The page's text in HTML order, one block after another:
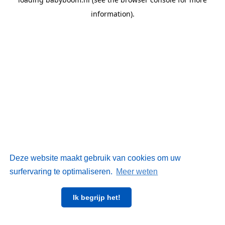
Deze website maakt gebruik van cookies om uw
surfervaring te optimaliseren. Meer weten
Ik begrijp het!
information).